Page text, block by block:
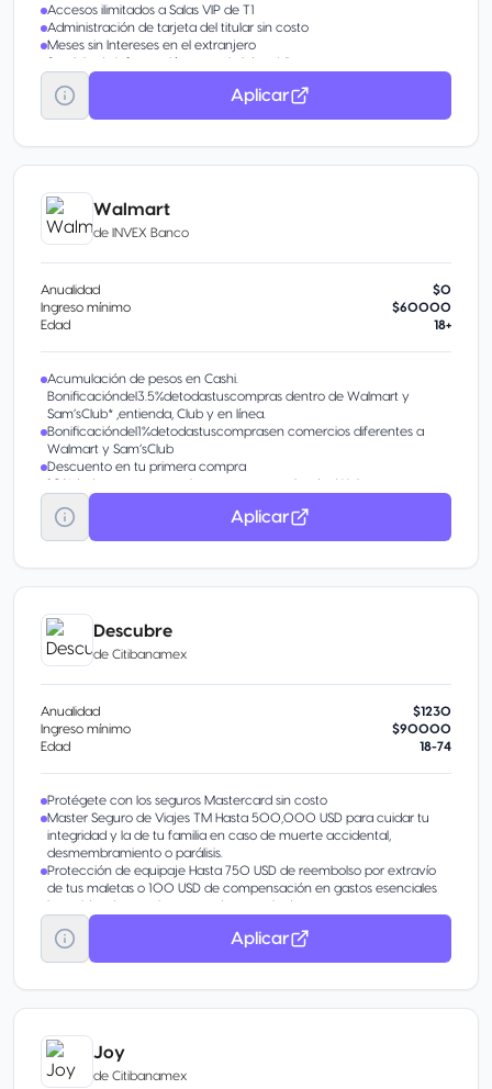
Accesos ilimitados a Salas VIP de T1
Administración de tarjeta del titular sin costo
Meses sin Intereses en el extranjero
Servicio de Información para el viajero Visa
Aplicar
Walmart
de INVEX Banco
Anualidad
$0
Ingreso mínimo
$60000
Edad
18+
Acumulación de pesos en Cashi.
Bonificacióndel3.5%detodastuscompras dentro de Walmart y
Sam’sClub* ,entienda, Club y en línea.
Bonificacióndel1%detodastuscomprasen comercios diferentes a
Walmart y Sam’sClub
Descuento en tu primera compra
10%dedescuentoentuprimeracompraen tiendas Walmart
Aplicar
Descubre
de Citibanamex
Anualidad
$1230
Ingreso mínimo
$90000
Edad
18-74
Protégete con los seguros Mastercard sin costo
Master Seguro de Viajes TM Hasta 500,000 USD para cuidar tu
integridad y la de tu familia en caso de muerte accidental,
desmembramiento o parálisis.
Protección de equipaje Hasta 750 USD de reembolso por extravío
de tus maletas o 100 USD de compensación en gastos esenciales
incurridos durante la espera de tu equipaje.
Garantía Extendida Hasta 1 año adicional de garantía al ofrecido por
el fabricante con cobertura de 5,000 USD por incidente o 10,000
USD por año para reparaciones.
obtén beneficios extra por invitación
Disponible Banamex Convierte parte de tu línea de crédito en
Transfiere tu deuda Sin importar en qué banco está.
Aumenta tu línea de crédito Obtén más en tu tarjeta por tu buen
historial.
Aplicar
Joy
de Citibanamex